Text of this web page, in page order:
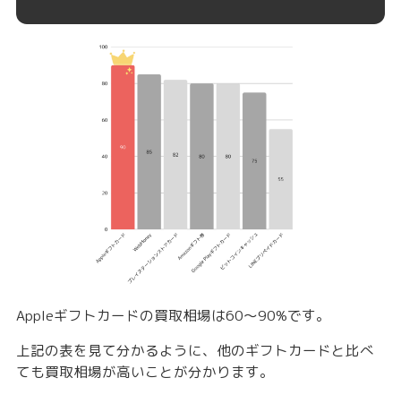
Appleギフトカードの買取相場は60〜90%です。
上記の表を見て分かるように、他のギフトカードと比べ
ても買取相場が高いことが分かります。